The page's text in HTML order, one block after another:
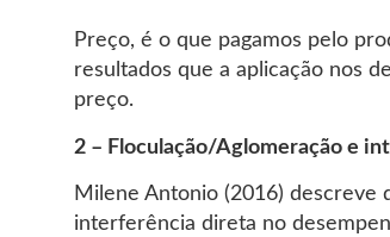
Preço, é o que pagamos pelo
resultados que a aplicação nos
preço.
2 – Floculação/Aglomeração e
Milene Antonio (2016)
interferência direta no